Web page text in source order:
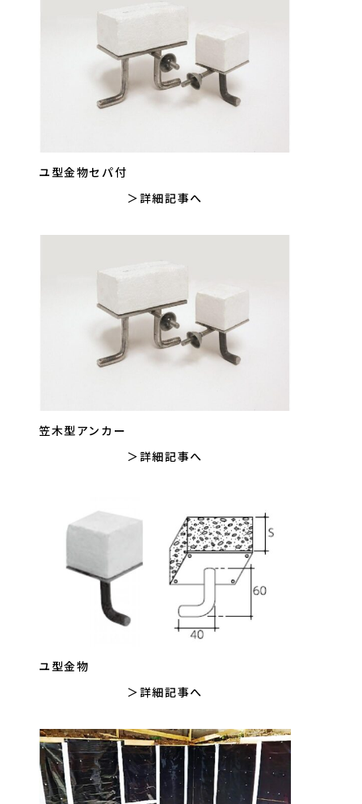
ユ型金物セパ付
詳細記事へ
笠木型アンカー
詳細記事へ
ユ型金物
詳細記事へ